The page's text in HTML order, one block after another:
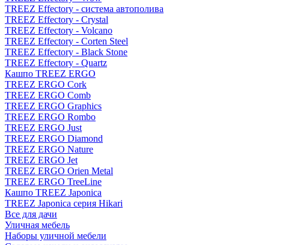
TREEZ Effectory - система автополива
TREEZ Effectory - Crystal
TREEZ Effectory - Volcano
TREEZ Effectory - Corten Steel
TREEZ Effectory - Black Stone
TREEZ Effectory - Quartz
Кашпо TREEZ ERGO
TREEZ ERGO Cork
TREEZ ERGO Comb
TREEZ ERGO Graphics
TREEZ ERGO Rombo
TREEZ ERGO Just
TREEZ ERGO Diamond
TREEZ ERGO Nature
TREEZ ERGO Jet
TREEZ ERGO Orien Metal
TREEZ ERGO TreeLine
Кашпо TREEZ Japonica
TREEZ Japonica серия Hikari
Все для дачи
Уличная мебель
Наборы уличной мебели